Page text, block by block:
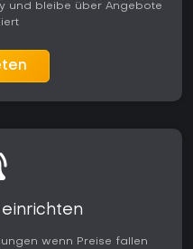
und bleibe über Angebote
wenn Preise fallen